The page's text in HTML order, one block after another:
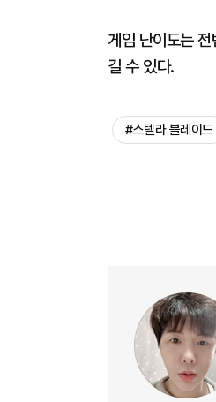
게임 난이도는
길 수 있다.
#스텔라 블레이드